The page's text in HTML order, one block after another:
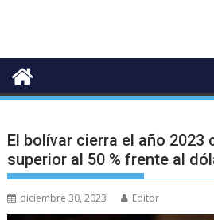
El bolívar cierra el año 2023
superior al 50 % frente al
diciembre 30, 2023 Editor